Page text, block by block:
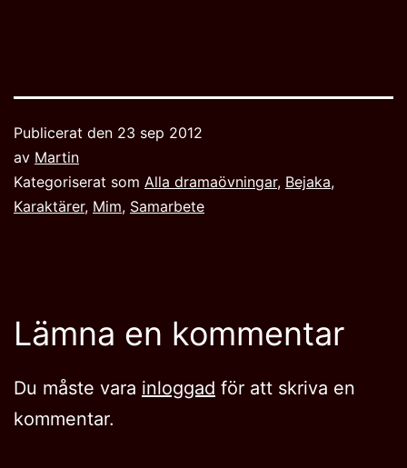
Publicerat den 23 sep 2012
av Martin
Kategoriserat som Alla dramaövningar, Bejaka‎,
Karaktärer, Mim, Samarbete
Lämna en kommentar
Du måste vara inloggad för att skriva en
kommentar.